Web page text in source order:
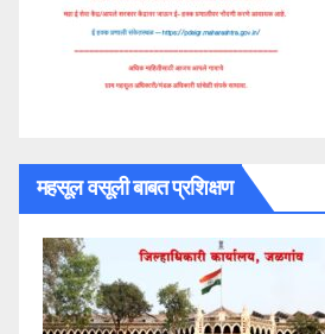
महसूल वसूली बाबत प्रशिक्षण